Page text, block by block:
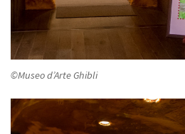
©Museo d’Arte Ghibli